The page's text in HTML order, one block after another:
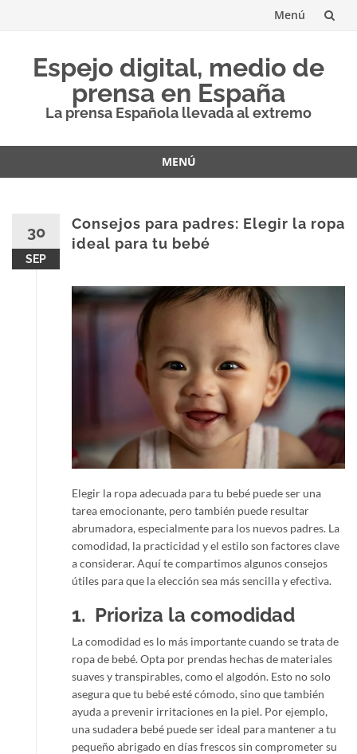
Menú
contenido
Espejo digital, medio de
prensa en España
La prensa Española llevada al extremo
MENÚ
30
SEP
Consejos para padres: Elegir la ropa
ideal para tu bebé
Elegir la ropa adecuada para tu bebé puede ser una
tarea emocionante, pero también puede resultar
abrumadora, especialmente para los nuevos padres. La
comodidad, la practicidad y el estilo son factores clave
a considerar. Aquí te compartimos algunos consejos
útiles para que la elección sea más sencilla y efectiva.
1. Prioriza la comodidad
La comodidad es lo más importante cuando se trata de
ropa de bebé. Opta por prendas hechas de materiales
suaves y transpirables, como el algodón. Esto no solo
asegura que tu bebé esté cómodo, sino que también
ayuda a prevenir irritaciones en la piel. Por ejemplo,
una sudadera bebé puede ser ideal para mantener a tu
pequeño abrigado en días frescos sin comprometer su